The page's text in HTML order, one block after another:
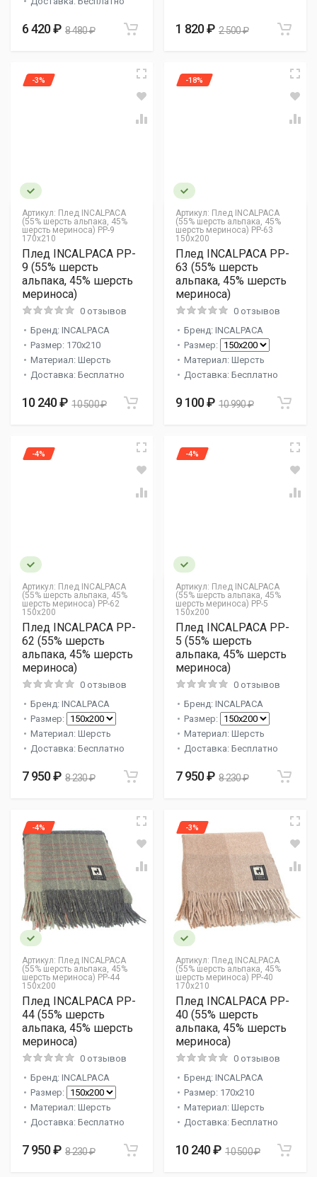
6 420 ₽ 8 480 ₽ 1 820 ₽ 2 500 ₽
Артикул: Плед INCALPACA
(55% шерсть альпака, 45%
шерсть мериноса) PP-9
170x210
-3%
Плед INCALPACA PP-
9 (55% шерсть
альпака, 45% шерсть
мериноса)
0 отзывов
Бренд: INCALPACA
Размер: 170x210
Материал: Шерсть
Доставка: Бесплатно
10 240 ₽ 10 500 ₽
Артикул: Плед INCALPACA
(55% шерсть альпака, 45%
шерсть мериноса) PP-63
150x200
-18%
Плед INCALPACA PP-
63 (55% шерсть
альпака, 45% шерсть
мериноса)
0 отзывов
Бренд: INCALPACA
Размер:
Материал: Шерсть
Доставка: Бесплатно
9 100 ₽ 10 990 ₽
Артикул: Плед INCALPACA
(55% шерсть альпака, 45%
шерсть мериноса) PP-62
150x200
-4%
Плед INCALPACA PP-
62 (55% шерсть
альпака, 45% шерсть
мериноса)
0 отзывов
Бренд: INCALPACA
Размер:
Материал: Шерсть
Доставка: Бесплатно
7 950 ₽ 8 230 ₽
Артикул: Плед INCALPACA
(55% шерсть альпака, 45%
шерсть мериноса) PP-5
150x200
-4%
Плед INCALPACA PP-
5 (55% шерсть
альпака, 45% шерсть
мериноса)
0 отзывов
Бренд: INCALPACA
Размер:
Материал: Шерсть
Доставка: Бесплатно
7 950 ₽ 8 230 ₽
Артикул: Плед INCALPACA
(55% шерсть альпака, 45%
шерсть мериноса) PP-44
150x200
-4%
Плед INCALPACA PP-
44 (55% шерсть
альпака, 45% шерсть
мериноса)
0 отзывов
Бренд: INCALPACA
Размер:
Материал: Шерсть
Доставка: Бесплатно
7 950 ₽ 8 230 ₽
Артикул: Плед INCALPACA
(55% шерсть альпака, 45%
шерсть мериноса) PP-40
170x210
-3%
Плед INCALPACA PP-
40 (55% шерсть
альпака, 45% шерсть
мериноса)
0 отзывов
Бренд: INCALPACA
Размер: 170x210
Материал: Шерсть
Доставка: Бесплатно
10 240 ₽ 10 500 ₽